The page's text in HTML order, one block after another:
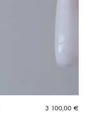
3 100,00 €